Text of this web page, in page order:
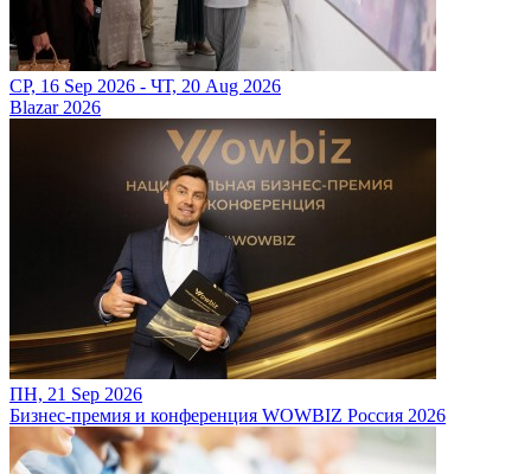
СР, 16 Sep 2026 - ЧТ, 20 Aug 2026
Blazar 2026
ПН, 21 Sep 2026
Бизнес-премия и конференция WOWBIZ Россия 2026